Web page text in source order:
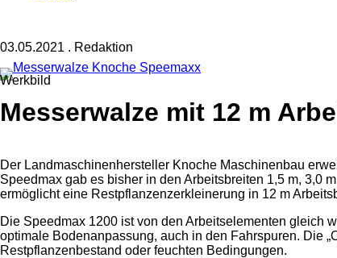
03.05.2021 . Redaktion
Werkbild
Messerwalze mit 12 m
Der Landmaschinenhersteller Knoche Maschinenbau
Speedmax gab es bisher in den Arbeitsbreiten 1,5 m, 3,0
ermöglicht eine Restpflanzenzerkleinerung in 12 m
Die Speedmax 1200 ist von den Arbeitselementen gleich
optimale Bodenanpassung, auch in den Fahrspuren. Die
Restpflanzenbestand oder feuchten Bedingungen.